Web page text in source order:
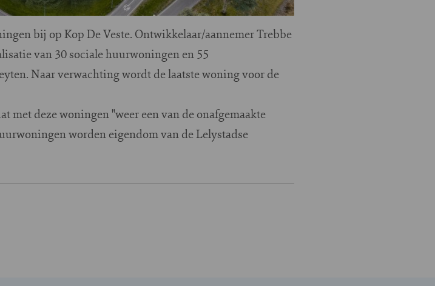
bij op Kop De Veste. Ontwikkelaar/aannemer Trebbe
van 30 sociale huurwoningen en 55
Naar verwachting wordt de laatste woning voor de
met deze woningen "weer een van de onafgemaakte
worden eigendom van de Lelystadse